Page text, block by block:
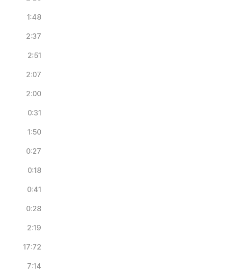
1:48
2:37
2:51
2:07
2:00
0:31
1:50
0:27
0:18
0:41
0:28
2:19
17:72
7:14